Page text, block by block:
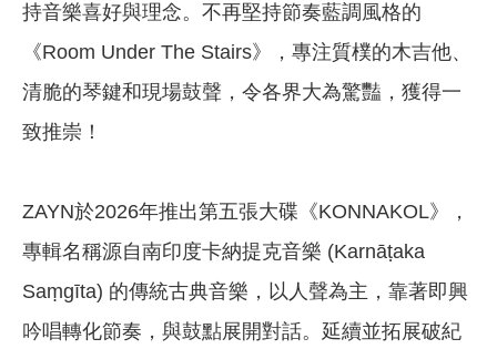
持音樂喜好與理念。不再堅持節奏藍調風格的
《Room Under The Stairs》，專注質樸的木吉他、
清脆的琴鍵和現場鼓聲，令各界大為驚豔，獲得一
致推崇！
ZAYN於2026年推出第五張大碟《KONNAKOL》，
專輯名稱源自南印度卡納提克音樂 (Karnāṭaka
Saṃgīta) 的傳統古典音樂，以人聲為主，靠著即興
吟唱轉化節奏，與鼓點展開對話。延續並拓展破紀